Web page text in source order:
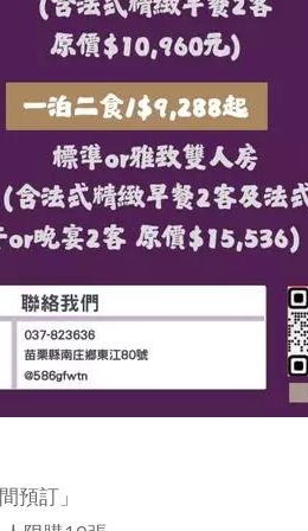
預訂」